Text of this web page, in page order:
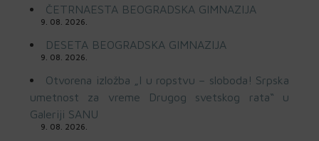
ČETRNAESTA BEOGRADSKA GIMNAZIJA
9. 08. 2026.
DESETA BEOGRADSKA GIMNAZIJA
9. 08. 2026.
Otvorena izložba „I u ropstvu – sloboda! Srpska
umetnost za vreme Drugog svetskog rata“ u
Galeriji SANU
9. 08. 2026.